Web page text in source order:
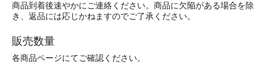
商品到着後速やかにご連絡ください。商品に欠陥がある場合を除
き、返品には応じかねますのでご了承ください。
販売数量
各商品ページにてご確認ください。